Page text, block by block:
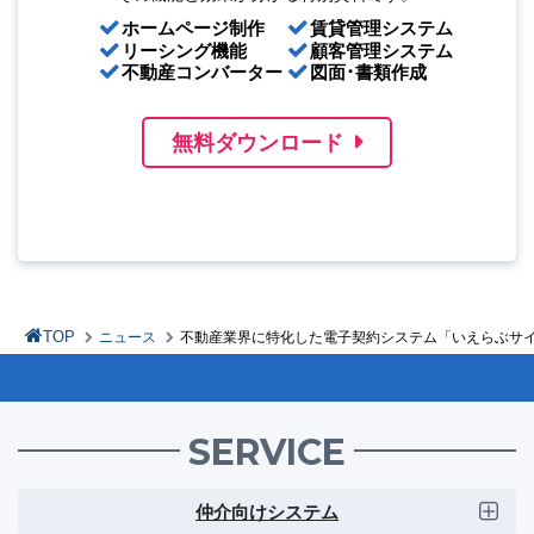
ホームページ制作
リーシング機能
不動産コンバーター
賃貸管理システム
顧客管理システム
図面･書類作成
無料ダウンロード
TOP ニュース 不動産業界に特化した電子契約システム「いえらぶサ
SERVICE
仲介向けシステム